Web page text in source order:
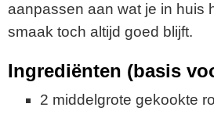
aanpassen aan wat je in huis
smaak toch altijd goed blijft.
Ingrediënten (basis
2 middelgrote gekookte